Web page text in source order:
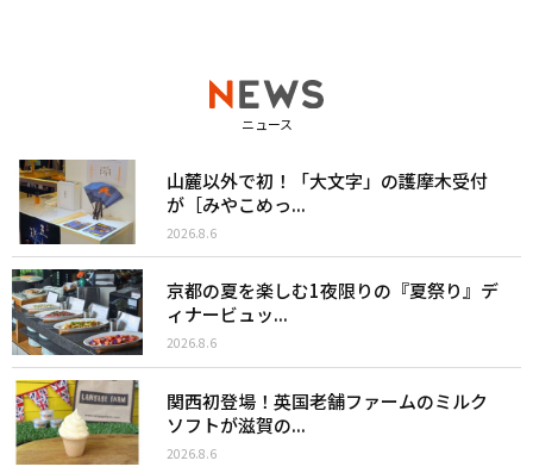
ニュース
山麓以外で初！「大文字」の護摩木受付
が［みやこめっ...
2026.8.6
京都の夏を楽しむ1夜限りの『夏祭り』デ
ィナービュッ...
2026.8.6
関西初登場！英国老舗ファームのミルク
ソフトが滋賀の...
2026.8.6